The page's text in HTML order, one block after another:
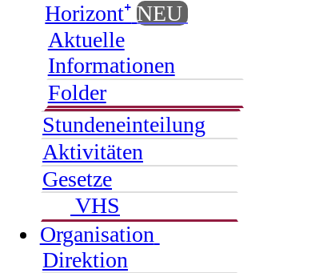
Horizont⁺ NEU
Aktuelle
Informationen
Folder
Stundeneinteilung
Aktivitäten
Gesetze
VHS
Organisation
Direktion